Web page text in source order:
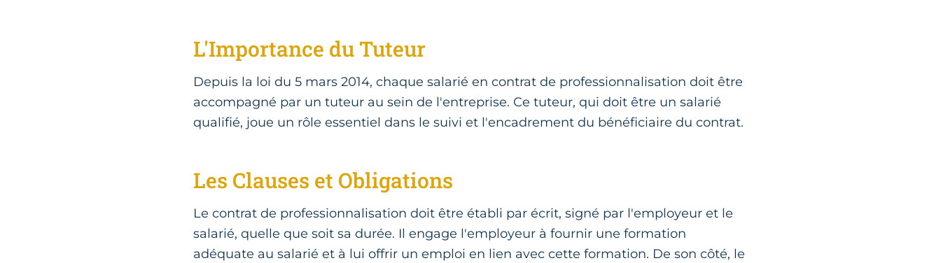
L'Importance du Tuteur
Depuis la loi du 5 mars 2014, chaque salarié en contrat de professionnalisation doit être
accompagné par un tuteur au sein de l'entreprise. Ce tuteur, qui doit être un salarié
qualifié, joue un rôle essentiel dans le suivi et l'encadrement du bénéficiaire du contrat.
Les Clauses et Obligations
Le contrat de professionnalisation doit être établi par écrit, signé par l'employeur et le
salarié, quelle que soit sa durée. Il engage l'employeur à fournir une formation
adéquate au salarié et à lui offrir un emploi en lien avec cette formation. De son côté, le